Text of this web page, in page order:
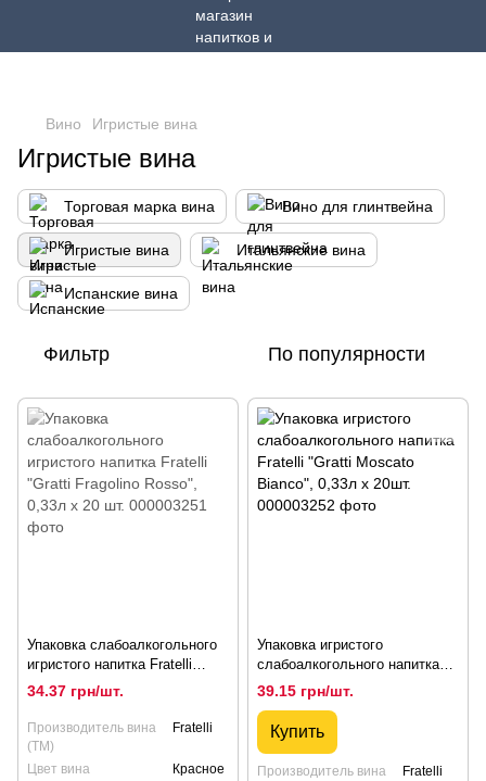
Вино Игристые вина
Игристые вина
Торговая марка вина Вино для глинтвейна
Игристые вина Итальянские вина
Испанские вина
Фильтр По популярности
Упаковка слабоалкогольного
игристого напитка Fratelli
"Gratti Fragolino Rosso", 0,33л
х 20 шт.
34.37 грн/шт.
Производитель вина
(ТМ)
Fratelli
Цвет вина
Красное
Упаковка игристого
слабоалкогольного напитка
Fratelli "Gratti Moscato
Bianco", 0,33л х 20шт.
39.15 грн/шт.
Купить
Производитель вина
Fratelli